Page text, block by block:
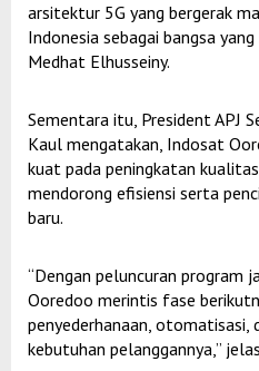
arsitektur 5G yang bergerak
Indonesia sebagai bangsa
Medhat Elhusseiny.
Sementara itu, President APJ
Kaul mengatakan, Indosat
kuat pada peningkatan
mendorong efisiensi serta
baru.
“Dengan peluncuran program
Ooredoo merintis fase
penyederhanaan, otomatisasi,
kebutuhan pelanggannya,”